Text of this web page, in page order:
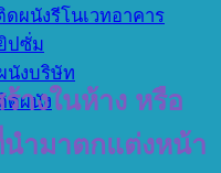
ผนังรีโนเวทอาคาร
ปซั่ม
นังบริษัท
ดผนัง
างในห้าง หรือ
นำมาตกแต่งหน้า